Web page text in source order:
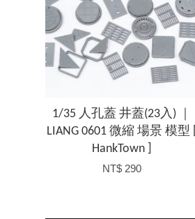
1/35 人孔蓋 井蓋(23入) ｜
LIANG 0601 微縮 場景 模型 [
HankTown ]
NT$ 290